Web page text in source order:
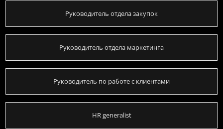
Руководитель отдела закупок
Руководитель отдела маркетинга
Руководитель по работе с клиентами
HR generalist